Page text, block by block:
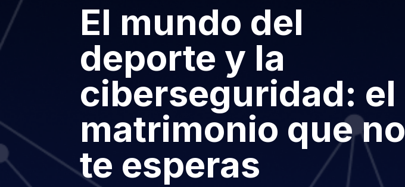
El mundo del
deporte y la
ciberseguridad: el
matrimonio que no
te esperas